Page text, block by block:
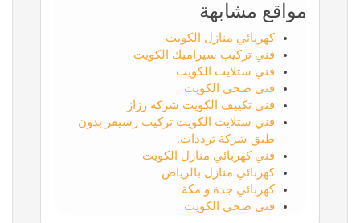
مواقع مشابهة
كهربائي منازل الكويت
فني تركيب سيراميك الكويت
فني ستلايت الكويت
فني صحي الكويت
فني تكييف الكويت شركة رزاز
فني ستلايت الكويت تركيب رسيفر بدون
طبق شركة ترددات.
فني كهربائي منازل الكويت
كهربائي منازل بالرياض
كهربائي جدة و مكة
فني صحي الكويت